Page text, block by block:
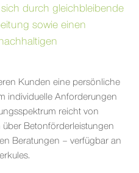
durch gleichbleibende
sowie einen
Kunden eine persönliche
individuelle Anforderungen
reicht von
Betonförderleistungen
Beratungen – verfügbar an